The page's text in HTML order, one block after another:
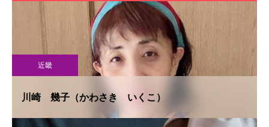
近畿
川崎 幾子（かわさき いくこ）